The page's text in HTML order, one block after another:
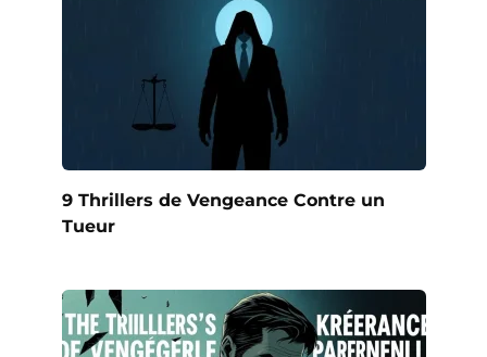
9 Thrillers de Vengeance Contre un
Tueur